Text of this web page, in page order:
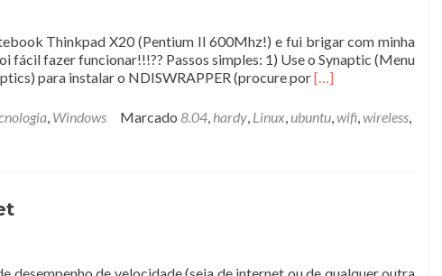
Thinkpad X20 (Pentium II 600Mhz!) e fui brigar com minha
fácil fazer funcionar!!!?? Passos simples: 1) Use o Synaptic (Menu
para instalar o NDISWRAPPER (procure porLeia
sobreWiFi
[…]
, Windows Marcado 8.04, hardy, Linux,ubuntu,wifi,wireless,